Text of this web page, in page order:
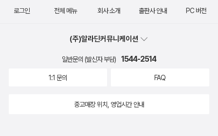
로그인 전체 메뉴 회사 소개 출판사 안내 PC 버전
(주)알라딘커뮤니케이션
일반문의 (발신자 부담) 1544-2514
1:1 문의 FAQ
중고매장 위치, 영업시간 안내